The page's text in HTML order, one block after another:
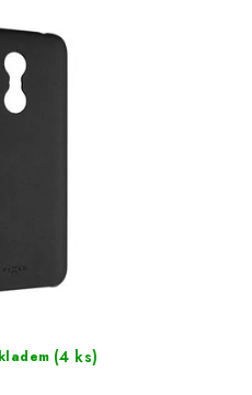
(4 ks)